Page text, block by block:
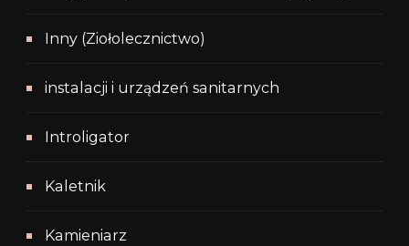
Inny (Ziołolecznictwo)
instalacji i urządzeń sanitarnych
Introligator
Kaletnik
Kamieniarz